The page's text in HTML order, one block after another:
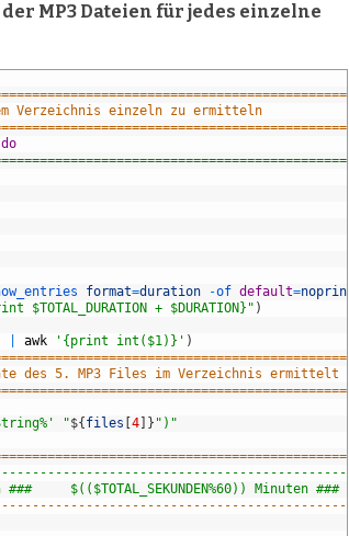
MP3 Dateien für jedes einzelne
Verzeichnis einzeln zu ermitteln
do
format=duration -of default=
$TOTAL_DURATION + $DURATION}" )
awk '{print int($1)}' )
des 5. MP3 Files im Verzeichnis ermittelt
"${ files 4 } ")"
###     $(($TOTAL_SEKUNDEN%60)) Minuten